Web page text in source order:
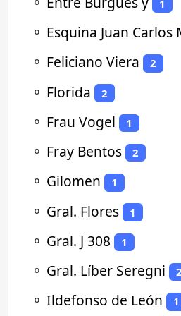
1
⚬ Esquina Juan Carlos
⚬ Feliciano Viera 2
⚬ Florida 2
⚬ Frau Vogel 1
⚬ Fray Bentos 2
⚬ Gilomen 1
⚬ Gral. Flores 1
⚬ Gral. J 308 1
⚬ Gral. Líber Seregni 2
⚬ Ildefonso de León 1